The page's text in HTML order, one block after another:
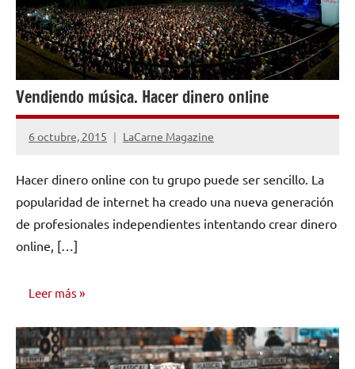
Vendiendo música. Hacer dinero online
6 octubre, 2015 LaCarne Magazine
1
Hacer dinero online con tu grupo puede ser sencillo. La
popularidad de internet ha creado una nueva generación
de profesionales independientes intentando crear dinero
online, […]
Leer más
CONSEJOS
PARA